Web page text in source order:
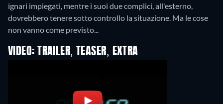
ignari impiegati, mentre i suoi due complici, all'esterno,
dovrebbero tenere sotto controllo la situazione. Ma le cose
non vanno come previsto...
VIDEO: TRAILER, TEASER, EXTRA